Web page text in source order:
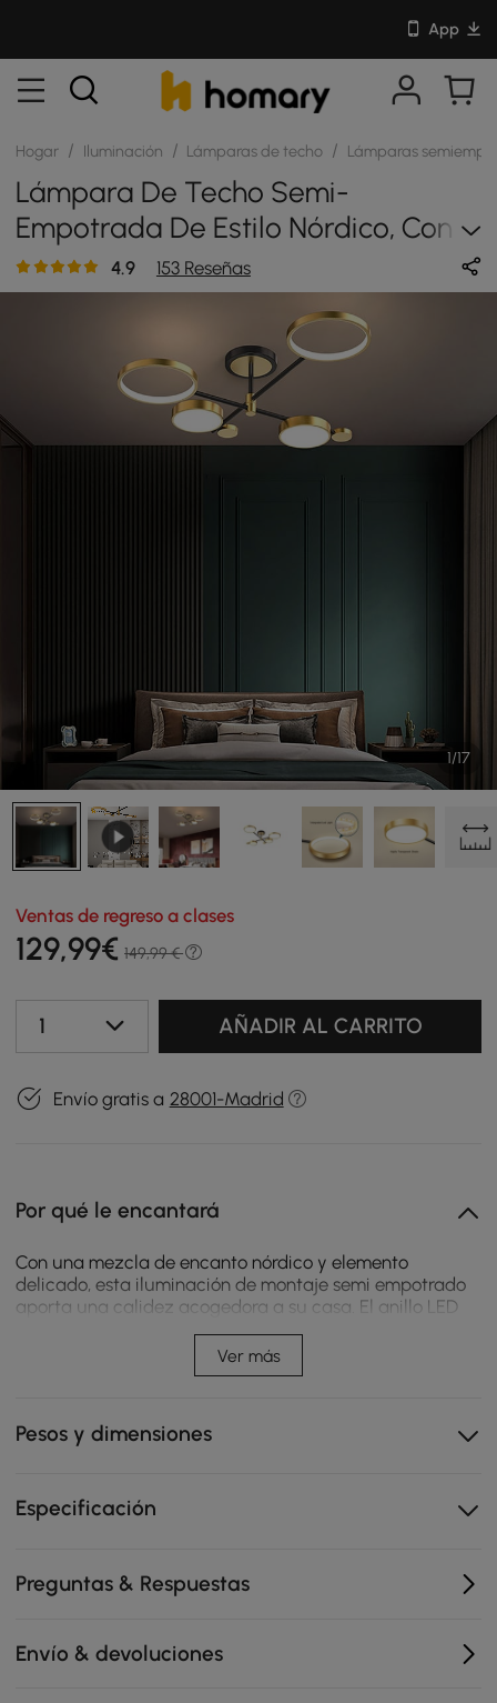
App
Hogar / Iluminación / Lámparas de techo / Lámparas
Lámpara De Techo Semi-
Empotrada De Estilo Nórdico, Con
Anillo LED, En Dorado/negro
4.9 153 Reseñas
1/17
Ventas de regreso a clases
129,99€ 149,99 €
1 AÑADIR AL CARRITO
Envío gratis a 28001-Madrid
Por qué le encantará
Con una mezcla de encanto nórdico y elemento
delicado, esta iluminación de montaje semi empotrado
aporta una calidez acogedora a su casa. El anillo LED
sea llamativo y encantador. Con un estilo atemporal con
un aspecto elegante, esta lámpara de techo emite un
moderna de mediados de siglo.
cableado. Se requiere montaje. Se recomienda una
instalación profesional.
Ver más
Pesos y dimensiones
Especificación
Preguntas & Respuestas
Envío & devoluciones